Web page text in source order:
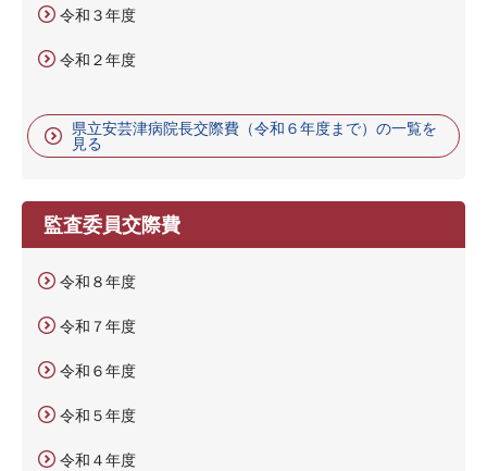
令和３年度
令和２年度
県立安芸津病院長交際費（令和６年度まで）の一覧を
見る
監査委員交際費
令和８年度
令和７年度
令和６年度
令和５年度
令和４年度